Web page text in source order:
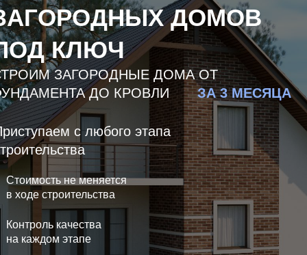
ДОМОВ
КЛЮЧ
ЗАГОРОДНЫЕ ДОМА ОТ
ДО КРОВЛИ
ЗА 3 МЕСЯЦА
с любого этапа
Стоимость не меняется
в ходе строительства
Контроль качества
на каждом этапе